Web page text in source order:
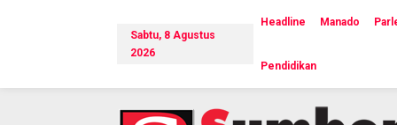
i
Sabtu, 8 Agustus
2026
Headline Manado
Pendidikan